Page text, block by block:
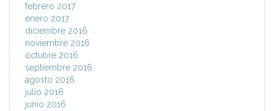
febrero 2017
enero 2017
diciembre 2016
noviembre 2016
octubre 2016
septiembre 2016
agosto 2016
julio 2016
junio 2016